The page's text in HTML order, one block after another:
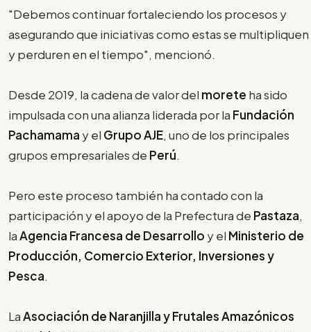
"Debemos continuar fortaleciendo los procesos y
asegurando que iniciativas como estas se multipliquen
y perduren en el tiempo", mencionó.
Desde 2019, la cadena de valor del morete ha sido
impulsada con una alianza liderada por la Fundación
Pachamama y el Grupo AJE, uno de los principales
grupos empresariales de Perú.
Pero este proceso también ha contado con la
participación y el apoyo de la Prefectura de Pastaza,
laAgencia Francesa de Desarrollo y el Ministerio de
Producción, Comercio Exterior, Inversiones y
Pesca.
LaAsociación de Naranjilla y Frutales Amazónicos